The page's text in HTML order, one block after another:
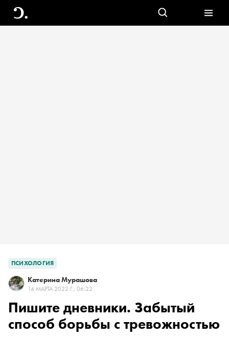
ПСИХОЛОГИЯ
Катерина Мурашова
14 МАРТА 2022 Г., 06:22
Пишите дневники. Забытый
способ борьбы с тревожностью